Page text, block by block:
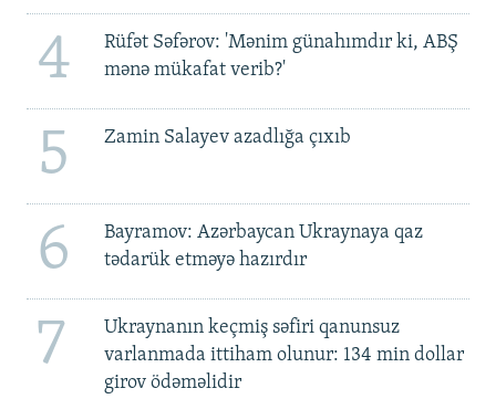
4
Rüfət Səfərov: 'Mənim günahımdır ki, ABŞ
mənə mükafat verib?'
5 Zamin Salayev azadlığa çıxıb
6
Bayramov: Azərbaycan Ukraynaya qaz
tədarük etməyə hazırdır
7
Ukraynanın keçmiş səfiri qanunsuz
varlanmada ittiham olunur: 134 min dollar
girov ödəməlidir